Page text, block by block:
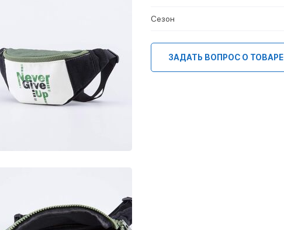
Сезон
ЗАДАТЬ ВОПРОС О ТОВАРЕ